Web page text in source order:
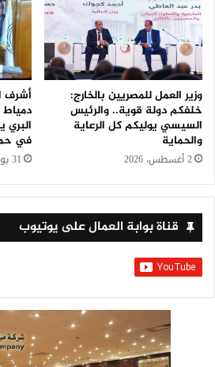
وزير العمل للمصريين بالخارج:
خلفكم دولة قوية.. والرئيس
السيسي يوليكم كل الرعاية
والحماية
2 أغسطس، 2026
أشرف
في
31 يوليو، 2026
قناة بوابة العمال على يوتيوب